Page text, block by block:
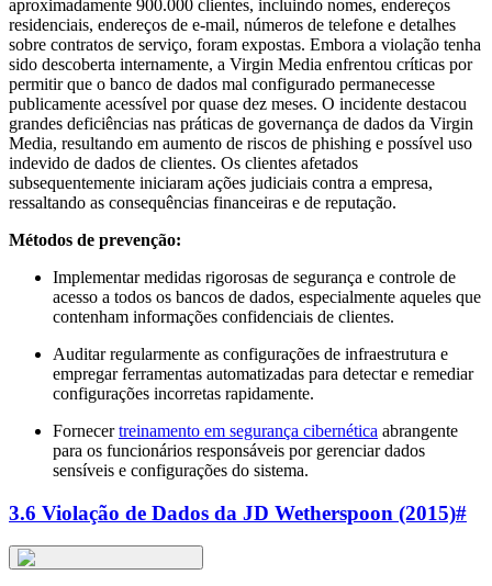
aproximadamente 900.000 clientes, incluindo nomes, endereços
residenciais, endereços de e-mail, números de telefone e detalhes
sobre contratos de serviço, foram expostas. Embora a violação tenha
sido descoberta internamente, a Virgin Media enfrentou críticas por
permitir que o banco de dados mal configurado permanecesse
publicamente acessível por quase dez meses. O incidente destacou
grandes deficiências nas práticas de governança de dados da Virgin
Media, resultando em aumento de riscos de phishing e possível uso
indevido de dados de clientes. Os clientes afetados
subsequentemente iniciaram ações judiciais contra a empresa,
ressaltando as consequências financeiras e de reputação.
Métodos de prevenção:
Implementar medidas rigorosas de segurança e controle de
acesso a todos os bancos de dados, especialmente aqueles que
contenham informações confidenciais de clientes.
Auditar regularmente as configurações de infraestrutura e
empregar ferramentas automatizadas para detectar e remediar
configurações incorretas rapidamente.
Fornecertreinamento em segurança cibernética abrangente
para os funcionários responsáveis por gerenciar dados
sensíveis e configurações do sistema.
3.6 Violação de Dados da JD Wetherspoon (2015)#